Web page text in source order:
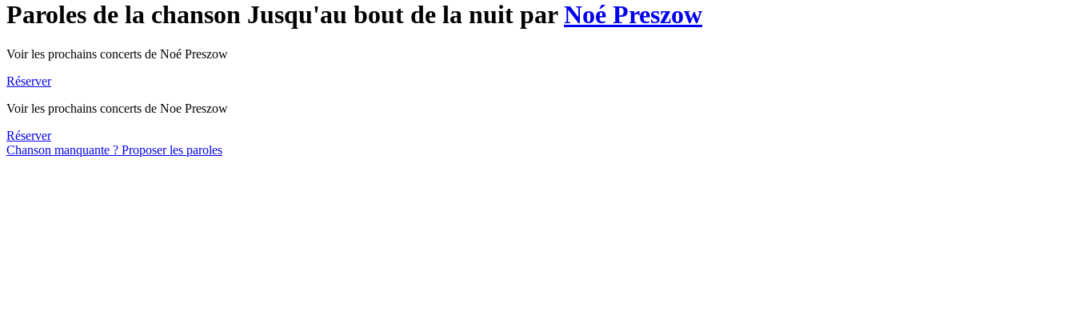
Paroles de la chanson Jusqu'au bout de la nuit parNoé Preszow
Voir les prochains concerts de Noé Preszow
Réserver
Voir les prochains concerts de Noe Preszow
Réserver
Chanson manquante ? Proposer les paroles